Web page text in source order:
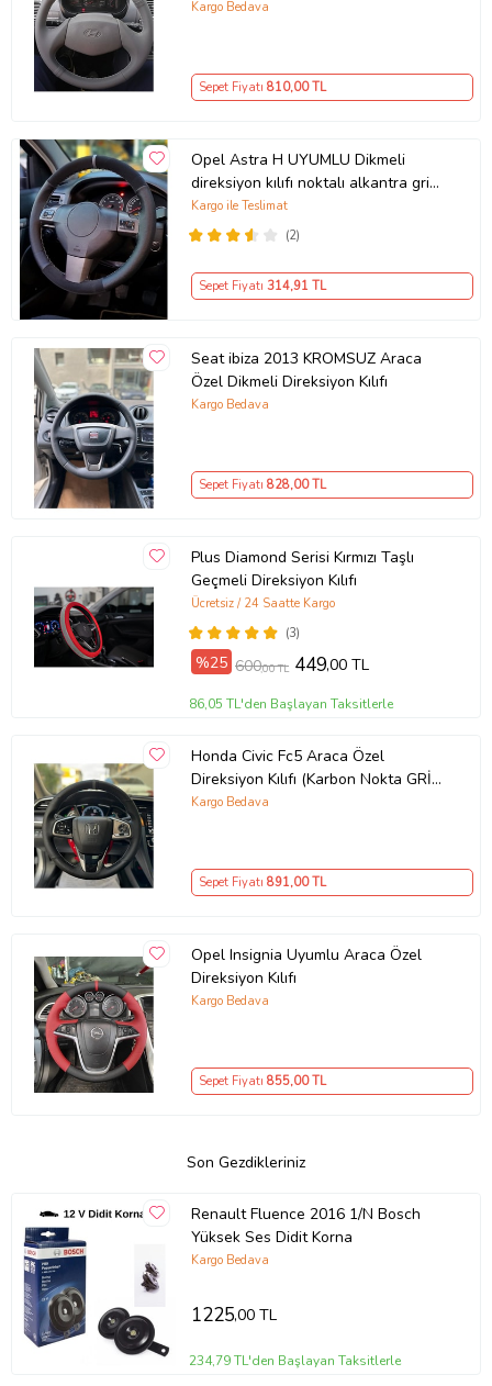
Kargo Bedava
Sepet Fiyatı 810,00 TL
Opel Astra H UYUMLU Dikmeli
direksiyon kılıfı noktalı alkantra gri
yüzüklü ( 38×10.5CM )
(2)
Kargo ile Teslimat
Sepet Fiyatı 314,91 TL
Seat ibiza 2013 KROMSUZ Araca
Özel Dikmeli Direksiyon Kılıfı
Kargo Bedava
Sepet Fiyatı 828,00 TL
Plus Diamond Serisi Kırmızı Taşlı
Geçmeli Direksiyon Kılıfı
(3)
Ücretsiz / 24 Saatte Kargo
%25 600,00 TL 449,00 TL
86,05 TL'den Başlayan Taksitlerle
Honda Civic Fc5 Araca Özel
Direksiyon Kılıfı (Karbon Nokta GRİ
YÜZÜK)
Kargo Bedava
Sepet Fiyatı 891,00 TL
Opel Insignia Uyumlu Araca Özel
Direksiyon Kılıfı
Kargo Bedava
Sepet Fiyatı 855,00 TL
Son Gezdikleriniz
Renault Fluence 2016 1/N Bosch
Yüksek Ses Didit Korna
Kargo Bedava
1225,00 TL
234,79 TL'den Başlayan Taksitlerle